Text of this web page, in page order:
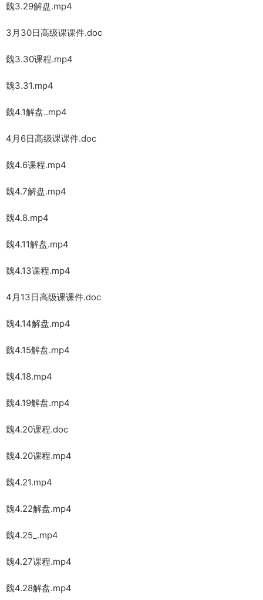
魏3.29解盘.mp4
3月30日高级课课件.doc
魏3.30课程.mp4
魏3.31.mp4
魏4.1解盘..mp4
4月6日高级课课件.doc
魏4.6课程.mp4
魏4.7解盘.mp4
魏4.8.mp4
魏4.11解盘.mp4
魏4.13课程.mp4
4月13日高级课课件.doc
魏4.14解盘.mp4
魏4.15解盘.mp4
魏4.18.mp4
魏4.19解盘.mp4
魏4.20课程.doc
魏4.20课程.mp4
魏4.21.mp4
魏4.22解盘.mp4
魏4.25_.mp4
魏4.27课程.mp4
魏4.28解盘.mp4